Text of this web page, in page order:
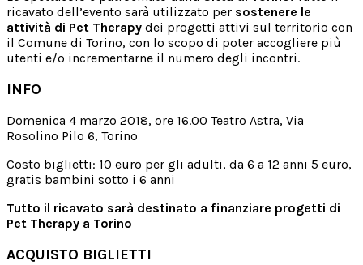
ricavato dell’evento sarà utilizzato per sostenere le
attività di Pet Therapy dei progetti attivi sul territorio con
il Comune di Torino, con lo scopo di poter accogliere più
utenti e/o incrementarne il numero degli incontri.
INFO
Domenica 4 marzo 2018, ore 16.00 Teatro Astra, Via
Rosolino Pilo 6, Torino
Costo biglietti: 10 euro per gli adulti, da 6 a 12 anni 5 euro,
gratis bambini sotto i 6 anni
Tutto il ricavato sarà destinato a finanziare progetti di
Pet Therapy a Torino
ACQUISTO BIGLIETTI